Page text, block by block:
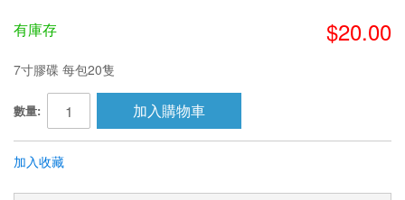
$20.00
有庫存
7寸膠碟 每包20隻
數量: 加入購物車
加入收藏